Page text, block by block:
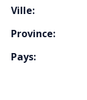
Ville:
Province:
Pays: